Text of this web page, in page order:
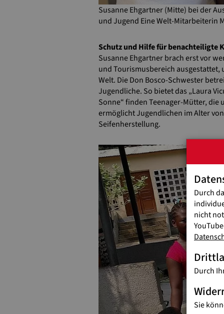
Susanne Ehgartner (Mitte) bei der
und Jugend Eine Welt-Mitarbeiterin
Schutz und Hilfe für benachteiligte
Susanne Ehgartner brach erst vor
und Tourismusbereich ausgestattet,
Welt. Die Don Bosco-Schwester
Jugendliche. So bietet das „Laura
Sonne“ finden Teenager-Mütter, die
ermöglicht Jugendlichen im Alter
Seifenherstellung.
Durch
nicht
Durch
Sie